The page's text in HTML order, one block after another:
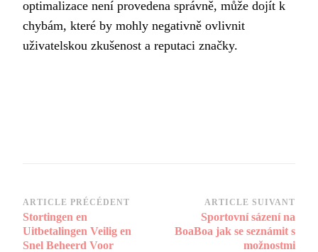
optimalizace není provedena správně, může dojít k
chybám, které by mohly negativně ovlivnit
uživatelskou zkušenost a reputaci značky.
Navigation
d’article
ARTICLE PRÉCÉDENT
Stortingen en
Uitbetalingen Veilig en
Snel Beheerd Voor
ARTICLE SUIVANT
Sportovní sázení na
BoaBoa jak se seznámit s
možnostmi